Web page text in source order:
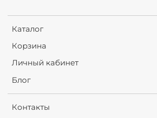
Каталог
Корзина
Личный кабинет
Блог
Контакты